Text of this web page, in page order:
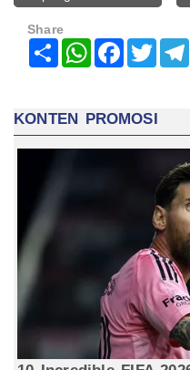
Share
Share WhatsAppFacebook
Twitter